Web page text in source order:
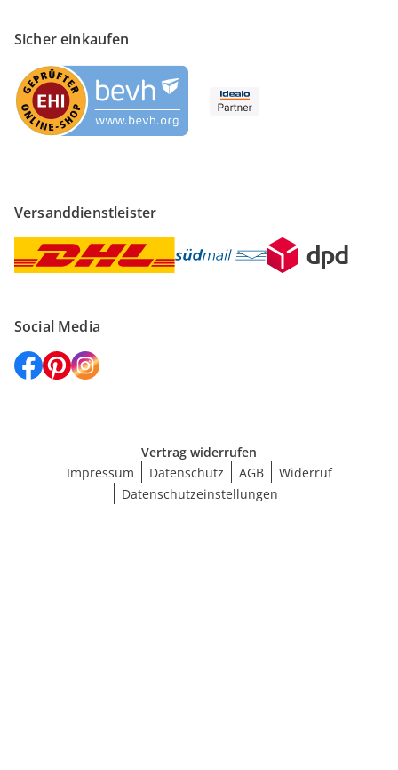
Sicher einkaufen
Versanddienstleister
Social Media
Vertrag widerrufen
Impressum
Datenschutz AGB
Widerruf
Datenschutzeinstellungen